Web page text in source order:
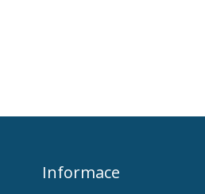
Informace